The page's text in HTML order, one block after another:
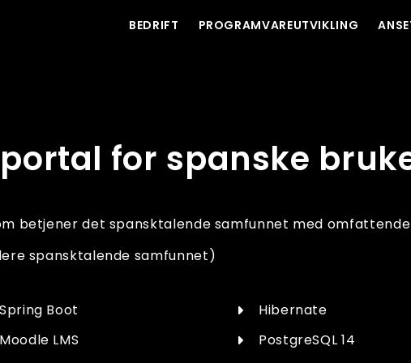
BEDRIFT PROGRAMVAREUTVIKLING
for spanske
betjener det spansktalende samfunnet med
spansktalende samfunnet)
Spring Boot
Hibernate
Moodle LMS
PostgreSQL 14